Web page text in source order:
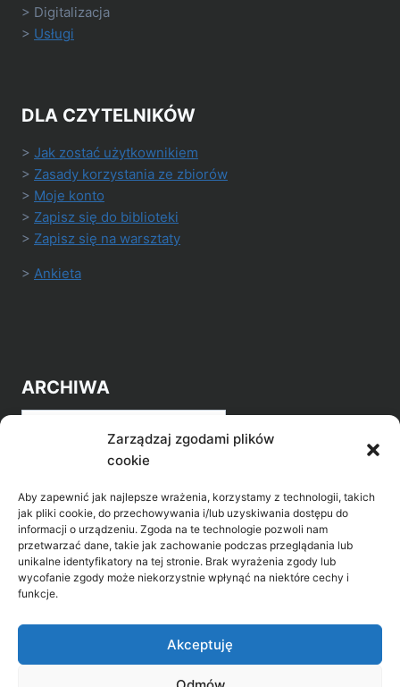
Zarządzaj zgodami plików
cookie
Aby zapewnić jak najlepsze wrażenia, korzystamy z technologii, takich
jak pliki cookie, do przechowywania i/lub uzyskiwania dostępu do
informacji o urządzeniu. Zgoda na te technologie pozwoli nam
przetwarzać dane, takie jak zachowanie podczas przeglądania lub
unikalne identyfikatory na tej stronie. Brak wyrażenia zgody lub
wycofanie zgody może niekorzystnie wpłynąć na niektóre cechy i
funkcje.
Akceptuję
> Digitalizacja
> Usługi
DLA CZYTELNIKÓW
> Jak zostać użytkownikiem
> Zasady korzystania ze zbiorów
> Moje konto
> Zapisz się do biblioteki
> Zapisz się na warsztaty
> Ankieta
ARCHIWA
Archiwa
POZNAJ LEPIEJ NASZ REGION
>Gołdap Mazurski Zdrój